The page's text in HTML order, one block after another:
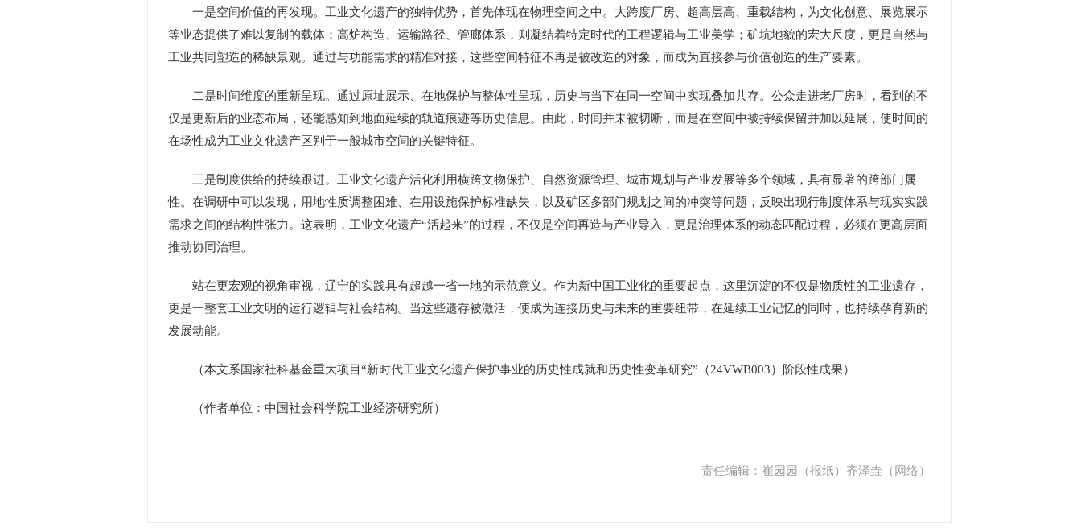
一是空间价值的再发现。工业文化遗产的独特优势，首先体现在物理空间之中。大跨度厂房、超高层高、重载结构，为文化创意、展览展示
等业态提供了难以复制的载体；高炉构造、运输路径、管廊体系，则凝结着特定时代的工程逻辑与工业美学；矿坑地貌的宏大尺度，更是自然与
工业共同塑造的稀缺景观。通过与功能需求的精准对接，这些空间特征不再是被改造的对象，而成为直接参与价值创造的生产要素。
二是时间维度的重新呈现。通过原址展示、在地保护与整体性呈现，历史与当下在同一空间中实现叠加共存。公众走进老厂房时，看到的不
仅是更新后的业态布局，还能感知到地面延续的轨道痕迹等历史信息。由此，时间并未被切断，而是在空间中被持续保留并加以延展，使时间的
在场性成为工业文化遗产区别于一般城市空间的关键特征。
三是制度供给的持续跟进。工业文化遗产活化利用横跨文物保护、自然资源管理、城市规划与产业发展等多个领域，具有显著的跨部门属
性。在调研中可以发现，用地性质调整困难、在用设施保护标准缺失，以及矿区多部门规划之间的冲突等问题，反映出现行制度体系与现实实践
需求之间的结构性张力。这表明，工业文化遗产“活起来”的过程，不仅是空间再造与产业导入，更是治理体系的动态匹配过程，必须在更高层面
推动协同治理。
站在更宏观的视角审视，辽宁的实践具有超越一省一地的示范意义。作为新中国工业化的重要起点，这里沉淀的不仅是物质性的工业遗存，
更是一整套工业文明的运行逻辑与社会结构。当这些遗存被激活，便成为连接历史与未来的重要纽带，在延续工业记忆的同时，也持续孕育新的
发展动能。
（本文系国家社科基金重大项目“新时代工业文化遗产保护事业的历史性成就和历史性变革研究”（24VWB003）阶段性成果）
（作者单位：中国社会科学院工业经济研究所）
责任编辑：崔园园（报纸）齐泽垚（网络）